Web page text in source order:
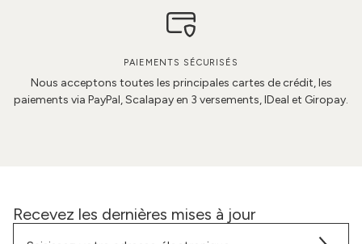
PAIEMENTS SÉCURISÉS
Nous acceptons toutes les principales cartes de crédit, les
paiements via PayPal, Scalapay en 3 versements, IDeal et Giropay.
Recevez les dernières mises à jour